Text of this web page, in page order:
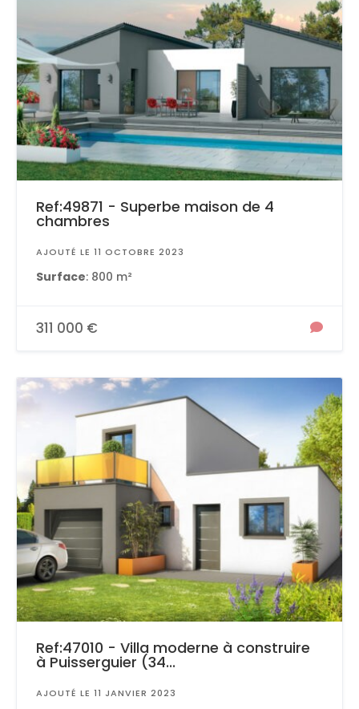
Ref:49871 - Superbe maison de 4
chambres
AJOUTÉ LE 11 OCTOBRE 2023
Surface: 800 m²
311 000 €
Ref:47010 - Villa moderne à construire
à Puisserguier (34...
AJOUTÉ LE 11 JANVIER 2023